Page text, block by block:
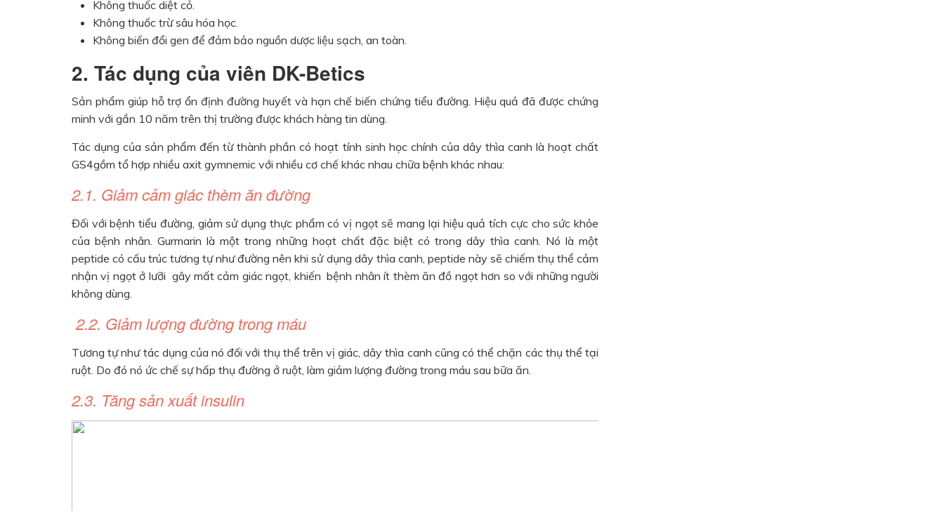
Không thuốc diệt cỏ.
Không thuốc trừ sâu hóa học.
Không biến đổi gen để đảm bảo nguồn dược liệu sạch, an toàn.
2. Tác dụng của viên DK-Betics
Sản phẩm giúp hỗ trợ ổn định đường huyết và hạn chế biến chứng tiểu đường. Hiệu quả đã được chứng
minh với gần 10 năm trên thị trường được khách hàng tin dùng.
Tác dụng của sản phẩm đến từ thành phần có hoạt tính sinh học chính của dây thìa canh là hoạt chất
GS4gồm tổ hợp nhiều axit gymnemic với nhiều cơ chế khác nhau chữa bệnh khác nhau:
2.1. Giảm cảm giác thèm ăn đường
Đối với bệnh tiểu đường, giảm sử dụng thực phẩm có vị ngọt sẽ mang lại hiệu quả tích cực cho sức khỏe
của bệnh nhân. Gurmarin là một trong những hoạt chất đặc biệt có trong dây thìa canh. Nó là một
peptide có cấu trúc tương tự như đường nên khi sử dụng dây thìa canh, peptide này sẽ chiếm thụ thể cảm
nhận vị ngọt ở lưỡi gây mất cảm giác ngọt, khiến bệnh nhân ít thèm ăn đồ ngọt hơn so với những người
không dùng.
2.2. Giảm lượng đường trong máu
Tương tự như tác dụng của nó đối với thụ thể trên vị giác, dây thìa canh cũng có thể chặn các thụ thể tại
ruột. Do đó nó ức chế sự hấp thụ đường ở ruột, làm giảm lượng đường trong máu sau bữa ăn.
2.3. Tăng sản xuất insulin